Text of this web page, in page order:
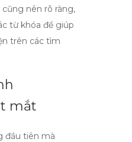
nên rõ ràng,
từ khóa để giúp
trên các tìm
mắt
đầu tiên mà